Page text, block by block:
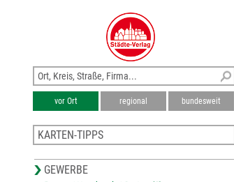
vor Ort regional bundesweit
KARTEN-TIPPS
Karte Oberbergischer Kreis
GEWERBE